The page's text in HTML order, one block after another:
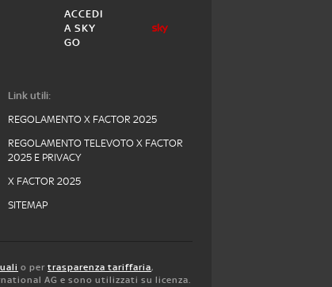
ACCEDI
A SKY
GO
Link utili:
REGOLAMENTO X FACTOR 2025
REGOLAMENTO TELEVOTO X FACTOR
2025 E PRIVACY
X FACTOR 2025
SITEMAP
o per trasparenza tariffaria,
AG e sono utilizzati su licenza.